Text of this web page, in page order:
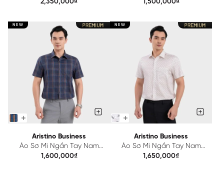
2,350,000₫ 1,500,000₫
NEW
Aristino Business
Áo Sơ Mi Ngắn Tay Nam
Aristino Business Regular Fit
1,600,000₫
NEW
Aristino Business
Áo Sơ Mi Ngắn Tay Nam
Aristino Business Regular Fit
1,650,000₫